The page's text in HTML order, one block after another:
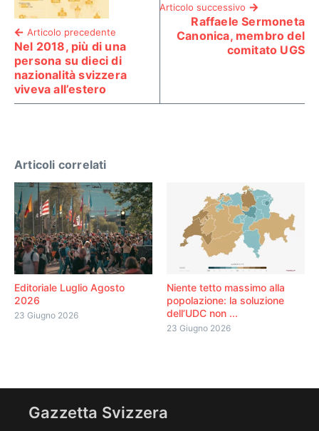
Articolo precedente
Nel 2018, più di una
persona su dieci di
nazionalità svizzera
viveva all’estero
Articolo successivo
Raffaele Sermoneta
Canonica, membro del
comitato UGS
Articoli correlati
Editoriale Luglio Agosto
2026
23 Giugno 2026
Niente tetto massimo alla
popolazione: la soluzione
dell’UDC non ...
23 Giugno 2026
Gazzetta Svizzera